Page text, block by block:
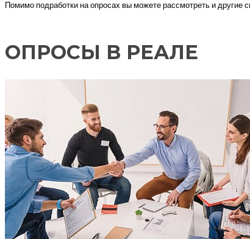
Помимо подработки на опросах вы можете рассмотреть и другие
ОПРОСЫ В РЕАЛЕ